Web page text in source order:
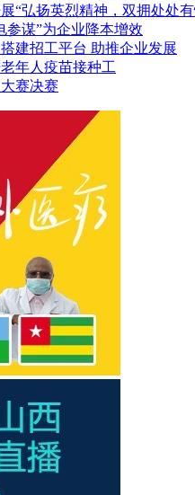
“弘扬英烈精神，双拥处处
参谋”为企业降本增效
建招工平台 助推企业发展
年人疫苗接种工
赛决赛